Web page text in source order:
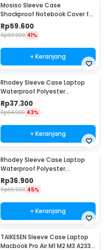
Mosiso Sleeve Case
Shockproof Notebook Cover for
Laptop 13 Inch - C0412
Rp59.600
Rp99.900 41%
+ Keranjang
Rhodey Sleeve Case Laptop
Waterproof Polyester
Neoprene Bag 11/12 Inch - L123F
Rp37.300
Rp64.900 43%
+ Keranjang
Rhodey Sleeve Case Laptop
Waterproof Polyester
Neoprene Bag 15.6 Inch - L123F
Rp36.900
Rp65.900 45%
+ Keranjang
TAIKESEN Sleeve Case Laptop
Macbook Pro Air M1 M2 M3 A2337